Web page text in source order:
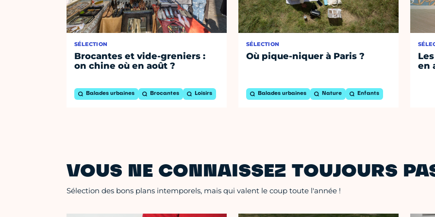
SÉLECTION
Brocantes et vide-greniers :
on chine où en août ?
Balades urbaines Brocantes Loisirs
SÉLECTION
Où pique-niquer à Paris ?
Balades urbaines Nature Enfants
en
VOUS NE CONNAISSEZ TOUJOURS
Sélection des bons plans intemporels, mais qui valent le coup toute l'année !